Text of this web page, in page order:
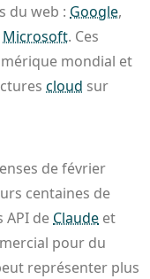
du web :Google,
Microsoft. Ces
mondial et
cloud sur
de février
centaines de
API deClaude et
pour du
représenter plus